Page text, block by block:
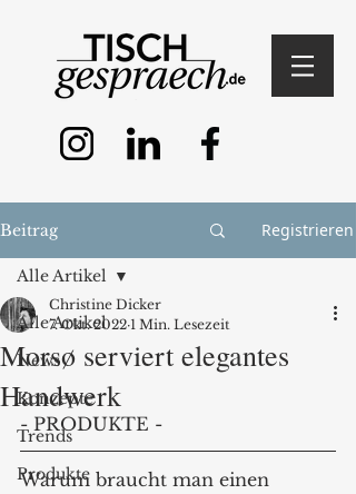
Beitrag Registrieren
Alle Artikel
News
Konzepte
Trends
Produkte
Alle Artikel
Morsø serviert elegantes
Handwerk
Christine Dicker
7. Okt. 2022 1 Min. Lesezeit
- PRODUKTE -
Warum braucht man einen